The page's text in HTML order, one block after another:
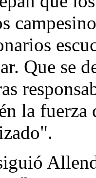
Que se
la fuerza